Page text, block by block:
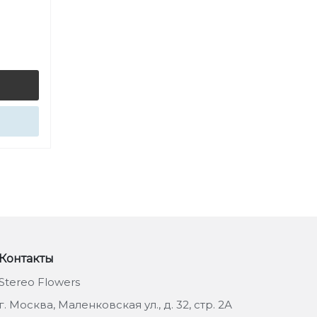
Flowers
Москва, Маленковская ул., д. 32, стр. 2А